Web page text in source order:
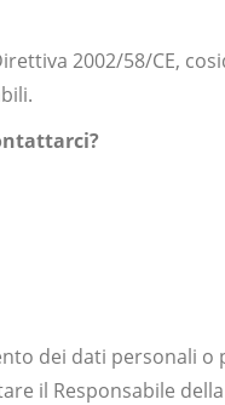
2002/58/CE,
dei dati personali
il Responsabile